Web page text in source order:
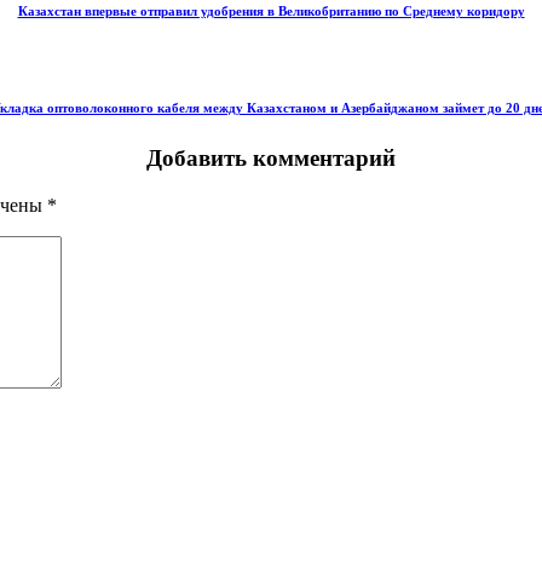
Казахстан впервые отправил удобрения в Великобританию по Среднему коридору
оптоволоконного кабеля между Казахстаном и Азербайджаном займет до 20
Добавить комментарий
*